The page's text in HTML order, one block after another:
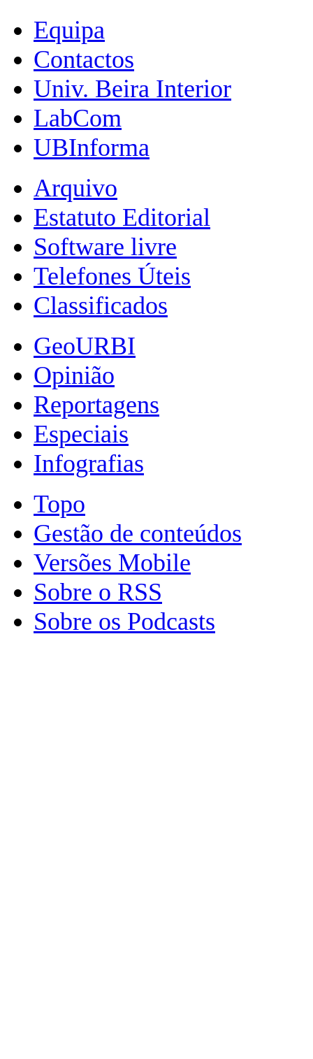
Equipa
Contactos
Univ. Beira Interior
LabCom
UBInforma
Arquivo
Estatuto Editorial
Software livre
Telefones Úteis
Classificados
GeoURBI
Opinião
Reportagens
Especiais
Infografias
Topo
Gestão de conteúdos
Versões Mobile
Sobre o RSS
Sobre os Podcasts